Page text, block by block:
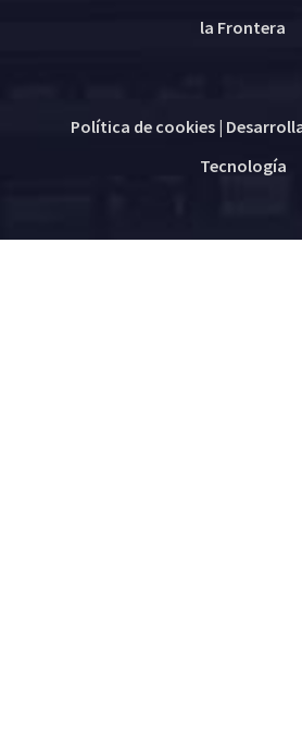
la Frontera
Política de cookies|
Tecnología